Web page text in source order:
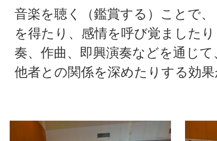
音楽を聴く（鑑賞する）ことで
を得たり、感情を呼び覚ました
奏、作曲、即興演奏などを通じ
他者との関係を深めたりする効